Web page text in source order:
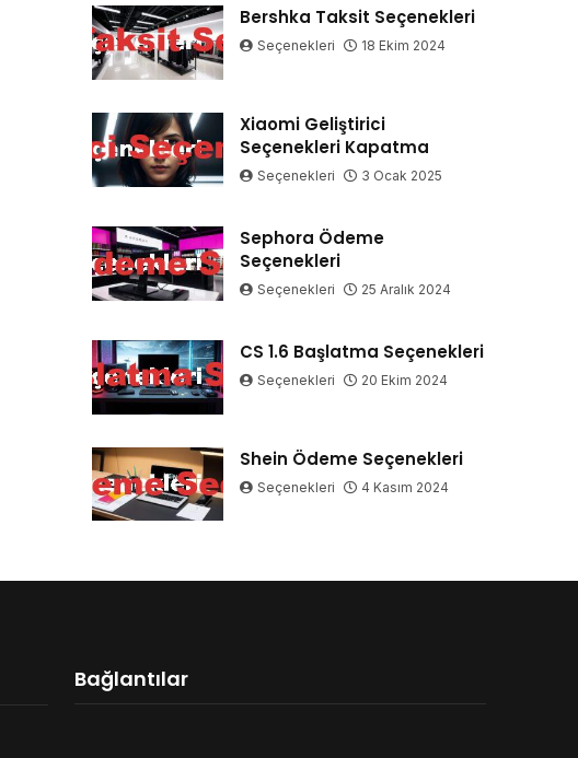
Bershka Taksit Seçenekleri
Seçenekleri 18 Ekim 2024
Xiaomi Geliştirici
Seçenekleri Kapatma
Seçenekleri 3 Ocak 2025
Sephora Ödeme
Seçenekleri
Seçenekleri 25 Aralık 2024
CS 1.6 Başlatma Seçenekleri
Seçenekleri 20 Ekim 2024
Shein Ödeme Seçenekleri
Seçenekleri 4 Kasım 2024
Bağlantılar